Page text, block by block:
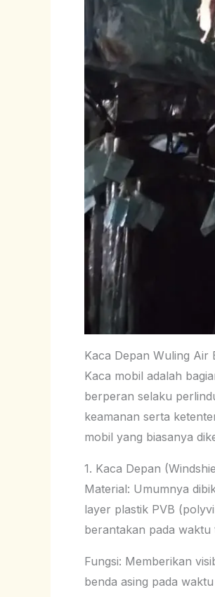
Kaca Depan Wuling Air
Kaca mobil adalah
berperan selaku
keamanan serta
mobil yang biasanya
1. Kaca Depan
Material: Umumnya
layer plastik PVB
berantakan pada waktu
Fungsi: Memberikan
benda asing pada